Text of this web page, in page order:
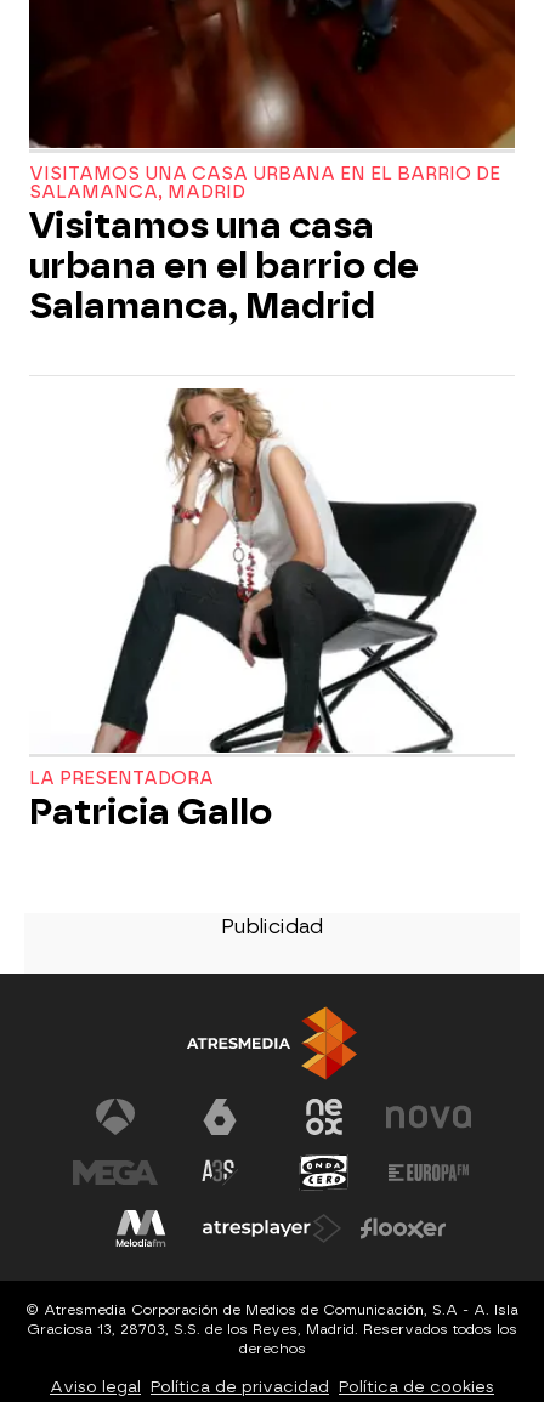
VISITAMOS UNA CASA URBANA EN EL BARRIO DE
SALAMANCA, MADRID
Visitamos una casa
urbana en el barrio de
Salamanca, Madrid
LA PRESENTADORA
Patricia Gallo
© Atresmedia Corporación de Medios de Comunicación, S.A - A. Isla
Graciosa 13, 28703, S.S. de los Reyes, Madrid. Reservados todos los
derechos
Aviso legal Política de privacidad Política de cookies